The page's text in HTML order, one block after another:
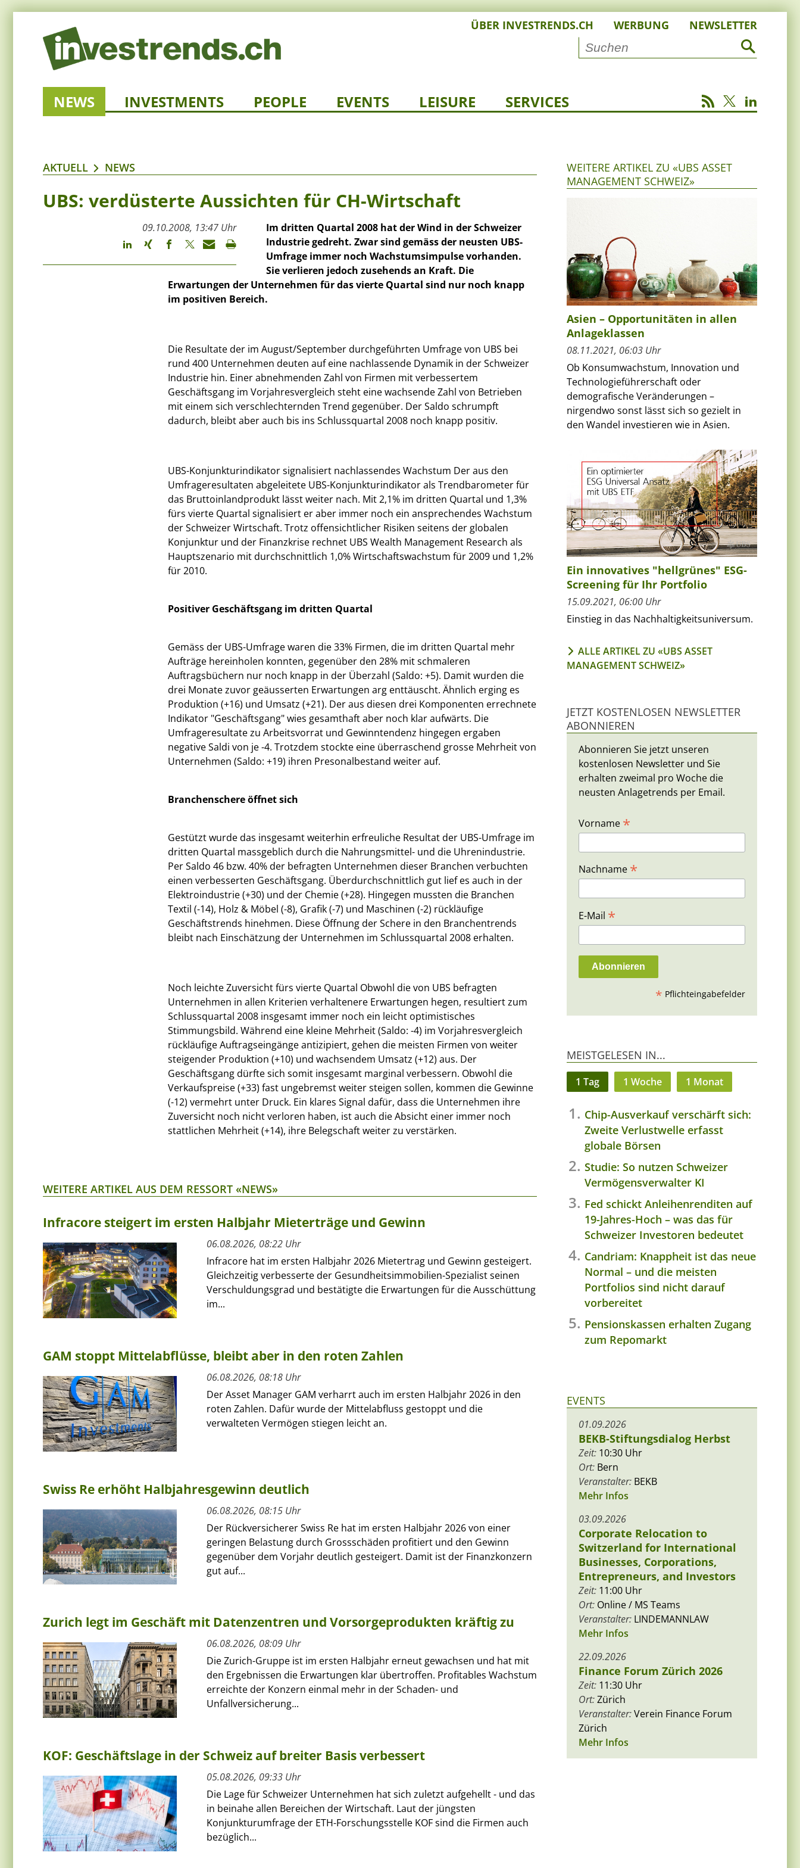
ÜBER INVESTRENDS.CH WERBUNG NEWSLETTER
NEWS INVESTMENTS PEOPLE EVENTS LEISURE SERVICES
AKTUELL NEWS
UBS: verdüsterte Aussichten für CH-Wirtschaft
09.10.2008, 13:47 Uhr
Im dritten Quartal 2008 hat der Wind in der Schweizer
Industrie gedreht. Zwar sind gemäss der neusten UBS-
Umfrage immer noch Wachstumsimpulse vorhanden.
Sie verlieren jedoch zusehends an Kraft. Die
Erwartungen der Unternehmen für das vierte Quartal sind nur noch knapp
im positiven Bereich.
Die Resultate der im August/September durchgeführten Umfrage von UBS bei
rund 400 Unternehmen deuten auf eine nachlassende Dynamik in der Schweizer
Industrie hin. Einer abnehmenden Zahl von Firmen mit verbessertem
Geschäftsgang im Vorjahresvergleich steht eine wachsende Zahl von Betrieben
mit einem sich verschlechternden Trend gegenüber. Der Saldo schrumpft
dadurch, bleibt aber auch bis ins Schlussquartal 2008 noch knapp positiv.
UBS-Konjunkturindikator signalisiert nachlassendes Wachstum Der aus den
Umfrageresultaten abgeleitete UBS-Konjunkturindikator als Trendbarometer für
das Bruttoinlandprodukt lässt weiter nach. Mit 2,1% im dritten Quartal und 1,3%
fürs vierte Quartal signalisiert er aber immer noch ein ansprechendes Wachstum
der Schweizer Wirtschaft. Trotz offensichtlicher Risiken seitens der globalen
Konjunktur und der Finanzkrise rechnet UBS Wealth Management Research als
Hauptszenario mit durchschnittlich 1,0% Wirtschaftswachstum für 2009 und 1,2%
für 2010.
Positiver Geschäftsgang im dritten Quartal
Gemäss der UBS-Umfrage waren die 33% Firmen, die im dritten Quartal mehr
Aufträge hereinholen konnten, gegenüber den 28% mit schmaleren
Auftragsbüchern nur noch knapp in der Überzahl (Saldo: +5). Damit wurden die
drei Monate zuvor geäusserten Erwartungen arg enttäuscht. Ähnlich erging es
Produktion (+16) und Umsatz (+21). Der aus diesen drei Komponenten errechnete
Indikator "Geschäftsgang" wies gesamthaft aber noch klar aufwärts. Die
Umfrageresultate zu Arbeitsvorrat und Gewinntendenz hingegen ergaben
negative Saldi von je -4. Trotzdem stockte eine überraschend grosse Mehrheit von
Unternehmen (Saldo: +19) ihren Presonalbestand weiter auf.
Branchenschere öffnet sich
Gestützt wurde das insgesamt weiterhin erfreuliche Resultat der UBS-Umfrage im
dritten Quartal massgeblich durch die Nahrungsmittel- und die Uhrenindustrie.
Per Saldo 46 bzw. 40% der befragten Unternehmen dieser Branchen verbuchten
einen verbesserten Geschäftsgang. Überdurchschnittlich gut lief es auch in der
Elektroindustrie (+30) und der Chemie (+28). Hingegen mussten die Branchen
Textil (-14), Holz & Möbel (-8), Grafik (-7) und Maschinen (-2) rückläufige
Geschäftstrends hinehmen. Diese Öffnung der Schere in den Branchentrends
bleibt nach Einschätzung der Unternehmen im Schlussquartal 2008 erhalten.
Noch leichte Zuversicht fürs vierte Quartal Obwohl die von UBS befragten
Unternehmen in allen Kriterien verhaltenere Erwartungen hegen, resultiert zum
Schlussquartal 2008 insgesamt immer noch ein leicht optimistisches
Stimmungsbild. Während eine kleine Mehrheit (Saldo: -4) im Vorjahresvergleich
rückläufige Auftragseingänge antizipiert, gehen die meisten Firmen von weiter
steigender Produktion (+10) und wachsendem Umsatz (+12) aus. Der
Geschäftsgang dürfte sich somit insgesamt marginal verbessern. Obwohl die
Verkaufspreise (+33) fast ungebremst weiter steigen sollen, kommen die Gewinne
(-12) vermehrt unter Druck. Ein klares Signal dafür, dass die Unternehmen ihre
Zuversicht noch nicht verloren haben, ist auch die Absicht einer immer noch
stattlichen Mehrheit (+14), ihre Belegschaft weiter zu verstärken.
WEITERE ARTIKEL AUS DEM RESSORT «NEWS»
Infracore steigert im ersten Halbjahr Mieterträge und Gewinn
06.08.2026, 08:22 Uhr
Infracore hat im ersten Halbjahr 2026 Mietertrag und Gewinn gesteigert.
Gleichzeitig verbesserte der Gesundheitsimmobilien-Spezialist seinen
Verschuldungsgrad und bestätigte die Erwartungen für die Ausschüttung
im...
GAM stoppt Mittelabflüsse, bleibt aber in den roten Zahlen
06.08.2026, 08:18 Uhr
Der Asset Manager GAM verharrt auch im ersten Halbjahr 2026 in den
roten Zahlen. Dafür wurde der Mittelabfluss gestoppt und die
verwalteten Vermögen stiegen leicht an.
Swiss Re erhöht Halbjahresgewinn deutlich
06.08.2026, 08:15 Uhr
Der Rückversicherer Swiss Re hat im ersten Halbjahr 2026 von einer
geringen Belastung durch Grossschäden profitiert und den Gewinn
gegenüber dem Vorjahr deutlich gesteigert. Damit ist der Finanzkonzern
gut auf...
Zurich legt im Geschäft mit Datenzentren und Vorsorgeprodukten kräftig zu
06.08.2026, 08:09 Uhr
Die Zurich-Gruppe ist im ersten Halbjahr erneut gewachsen und hat mit
den Ergebnissen die Erwartungen klar übertroffen. Profitables Wachstum
erreichte der Konzern einmal mehr in der Schaden- und
Unfallversicherung...
KOF: Geschäftslage in der Schweiz auf breiter Basis verbessert
05.08.2026, 09:33 Uhr
Die Lage für Schweizer Unternehmen hat sich zuletzt aufgehellt - und das
in beinahe allen Bereichen der Wirtschaft. Laut der jüngsten
Konjunkturumfrage der ETH-Forschungsstelle KOF sind die Firmen auch
bezüglich...
WEITERE ARTIKEL ZU «UBS ASSET
MANAGEMENT SCHWEIZ»
Asien – Opportunitäten in allen
Anlageklassen
08.11.2021, 06:03 Uhr
Ob Konsumwachstum, Innovation und
Technologieführerschaft oder
demografische Veränderungen –
nirgendwo sonst lässt sich so gezielt in
den Wandel investieren wie in Asien.
Ein innovatives "hellgrünes" ESG-
Screening für Ihr Portfolio
15.09.2021, 06:00 Uhr
Einstieg in das Nachhaltigkeitsuniversum.
ALLE ARTIKEL ZU «UBS ASSET
MANAGEMENT SCHWEIZ»
JETZT KOSTENLOSEN NEWSLETTER
ABONNIEREN
Abonnieren Sie jetzt unseren
kostenlosen Newsletter und Sie
erhalten zweimal pro Woche die
neusten Anlagetrends per Email.
Vorname *
Nachname *
E-Mail *
* Pflichteingabefelder
MEISTGELESEN IN...
1 Tag 1 Woche 1 Monat
Chip-Ausverkauf verschärft sich:
Zweite Verlustwelle erfasst
globale Börsen
Studie: So nutzen Schweizer
Vermögensverwalter KI
Fed schickt Anleihenrenditen auf
19-Jahres-Hoch – was das für
Schweizer Investoren bedeutet
Candriam: Knappheit ist das neue
Normal – und die meisten
Portfolios sind nicht darauf
vorbereitet
Pensionskassen erhalten Zugang
zum Repomarkt
EVENTS
01.09.2026
BEKB-Stiftungsdialog Herbst
Zeit: 10:30 Uhr
Ort: Bern
Veranstalter: BEKB
Mehr Infos
03.09.2026
Corporate Relocation to
Switzerland for International
Businesses, Corporations,
Entrepreneurs, and Investors
Zeit: 11:00 Uhr
Ort: Online / MS Teams
Veranstalter: LINDEMANNLAW
Mehr Infos
22.09.2026
Finance Forum Zürich 2026
Zeit: 11:30 Uhr
Ort:Zürich
Veranstalter:Verein Finance Forum
Zürich
Mehr Infos